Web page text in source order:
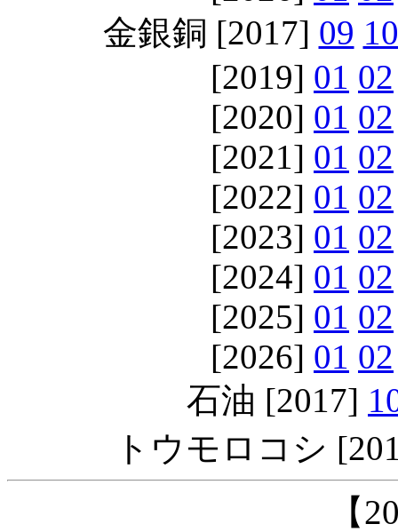
金銀銅 [2017] 09 10
[2019] 01 02
[2020] 01 02
[2021] 01 02
[2022] 01 02
[2023] 01 02
[2024] 01 02
[2025] 01 02
[2026] 01 02
石油 [2017]
トウモロコシ
【